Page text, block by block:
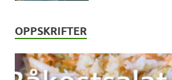
OPPSKRIFTER